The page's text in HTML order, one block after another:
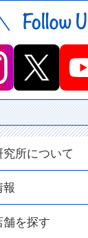
所について
を探す